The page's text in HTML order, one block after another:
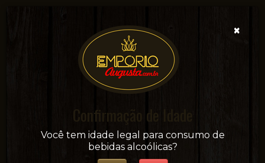
Sua conveniência e adega on-line!
×
Confirmação de Idade
Você tem idade legal para consumo de
bebidas alcoólicas?